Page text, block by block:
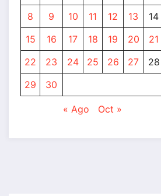
8
9 10 11 12 13
14
15
16 17 18 19 20
21
22
23 24 25 26 27
28
29
30
« Ago Oct »